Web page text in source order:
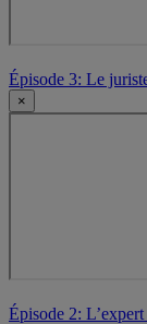
Épisode 3: Le
×
Épisode 2: